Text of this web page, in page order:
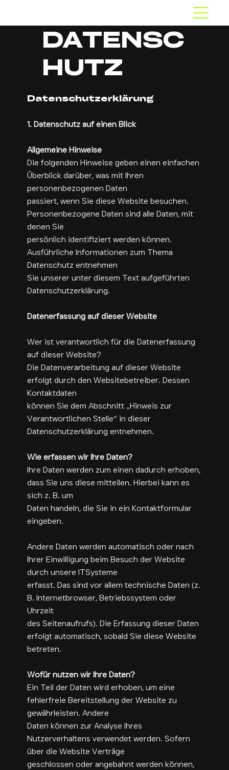
DATENSC
HUTZ
Datenschutzerklärung
1. Datenschutz auf einen Blick
Allgemeine Hinweise
Die folgenden Hinweise geben einen einfachen
Überblick darüber, was mit Ihren
personenbezogenen Daten
passiert, wenn Sie diese Website besuchen.
Personenbezogene Daten sind alle Daten, mit
denen Sie
persönlich identifiziert werden können.
Ausführliche Informationen zum Thema
Datenschutz entnehmen
Sie unserer unter diesem Text aufgeführten
Datenschutzerklärung.
Datenerfassung auf dieser Website
Wer ist verantwortlich für die Datenerfassung
auf dieser Website?
Die Datenverarbeitung auf dieser Website
erfolgt durch den Websitebetreiber. Dessen
Kontaktdaten
können Sie dem Abschnitt „Hinweis zur
Verantwortlichen Stelle“ in dieser
Datenschutzerklärung entnehmen.
Wie erfassen wir Ihre Daten?
Ihre Daten werden zum einen dadurch erhoben,
dass Sie uns diese mitteilen. Hierbei kann es
sich z. B. um
Daten handeln, die Sie in ein Kontaktformular
eingeben.
Andere Daten werden automatisch oder nach
Ihrer Einwilligung beim Besuch der Website
durch unsere ITSysteme
erfasst. Das sind vor allem technische Daten (z.
B. Internetbrowser, Betriebssystem oder
Uhrzeit
des Seitenaufrufs). Die Erfassung dieser Daten
erfolgt automatisch, sobald Sie diese Website
betreten.
Wofür nutzen wir Ihre Daten?
Ein Teil der Daten wird erhoben, um eine
fehlerfreie Bereitstellung der Website zu
gewährleisten. Andere
Daten können zur Analyse Ihres
Nutzerverhaltens verwendet werden. Sofern
über die Website Verträge
geschlossen oder angebahnt werden können,